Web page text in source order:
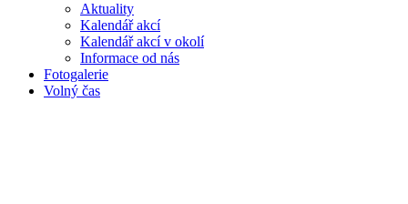
Aktuality
Kalendář akcí
Kalendář akcí v okolí
Informace od nás
Fotogalerie
Volný čas